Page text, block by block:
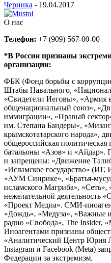
Черника - 19.04.2017
О нас
Телефон: +7 (909) 567-00-00
*В России признаны
организации:
ФБК (Фонд борьбы с
Штабы Навального,
«Свидетели Иеговы», «Армия
общенациональный союз»,
иммиграции», «Правый
им. Степана Бандеры»,
крымскотатарского народа»,
общероссийская
батальоны «Азов» и «Айдар».
и запрещены: «Движение
«Исламское государство»
«АУМ Синрике», «Братья-
исламского Магриба»,
нежелательной деятельность
«Проект Медиа». СМИ-
«Дождь», «Медуза», «Важные
радио «Свобода», The Insider,
Иноагентами признаны
«Аналитический Центр Юрия
Instagram и Facebook (Metа)
Федерации за экстремизм.